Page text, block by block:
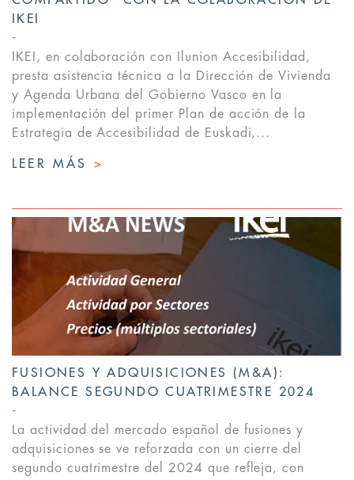
IKEI
IKEI, en colaboración con Ilunion Accesibilidad,
presta asistencia técnica a la Dirección de Vivienda
y Agenda Urbana del Gobierno Vasco en la
implementación del primer Plan de acción de la
Estrategia de Accesibilidad de Euskadi,...
LEER MÁS >
FUSIONES Y ADQUISICIONES (M&A):
BALANCE SEGUNDO CUATRIMESTRE 2024
La actividad del mercado español de fusiones y
adquisiciones se ve reforzada con un cierre del
segundo cuatrimestre del 2024 que refleja, con